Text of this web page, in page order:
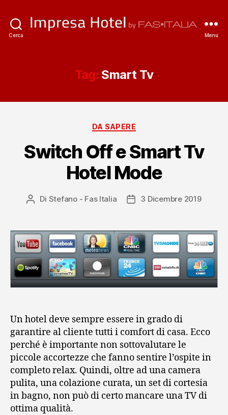
Cerca Menu
Tag: Smart Tv
Categorie
DA SAPERE
Switch Off e Smart Tv
Hotel Mode
Autore
Di Stefano - Fas Italia
Data3 Dicembre 2019
Un hotel deve sempre essere in grado di
garantire al cliente tutti i comfort di casa. Ecco
perché è importante non sottovalutare le
piccole accortezze che fanno sentire l’ospite in
completo relax. Quindi, oltre ad una camera
pulita, una colazione curata, un set di cortesia
in bagno, non può di certo mancare una TV di
ottima qualità.